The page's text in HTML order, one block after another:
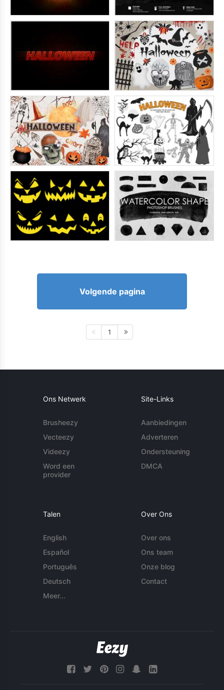
Volgende pagina
1
Ons Netwerk
Brusheezy
Vecteezy
Videezy
Word een
provider
Site-Links
Aanbiedingen
Adverteren
Ondersteuning
DMCA
Talen
English
Español
Português
Deutsch
Meer...
Over Ons
Over ons
Ons team
Onze blog
Contact